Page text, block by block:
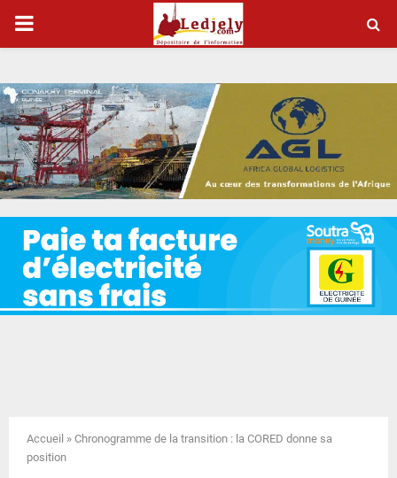
P
I
M
A
R
Y
N
Accueil » Chronogramme de la transition : la CORED donne sa
position